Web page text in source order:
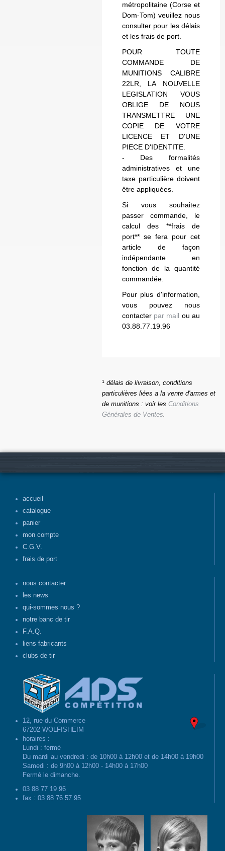
métropolitaine (Corse et
Dom-Tom) veuillez nous
consulter pour les délais
et les frais de port.
POUR TOUTE
COMMANDE DE
MUNITIONS CALIBRE
22LR, LA NOUVELLE
LEGISLATION VOUS
OBLIGE DE NOUS
TRANSMETTRE UNE
COPIE DE VOTRE
LICENCE ET D'UNE
PIECE D'IDENTITE.
- Des formalités
administratives et une
taxe particulière doivent
être appliquées.
Si vous souhaitez
passer commande, le
calcul des **frais de
port** se fera pour cet
article de façon
indépendante en
fonction de la quantité
commandée.
Pour plus d'information,
vous pouvez nous
contacter par mail ou au
03.88.77.19.96
¹ délais de livraison, conditions
particulières liées a la vente d'armes et
de munitions : voir les Conditions
Générales de Ventes.
accueil
catalogue
panier
mon compte
C.G.V.
frais de port
nous contacter
les news
qui-sommes nous ?
notre banc de tir
F.A.Q.
liens fabricants
clubs de tir
12, rue du Commerce
67202 WOLFISHEIM
horaires :
Lundi : fermé
Du mardi au vendredi : de 10h00 à 12h00 et de 14h00 à 19h00
Samedi : de 9h00 à 12h00 - 14h00 à 17h00
Fermé le dimanche.
03 88 77 19 96
fax : 03 88 76 57 95